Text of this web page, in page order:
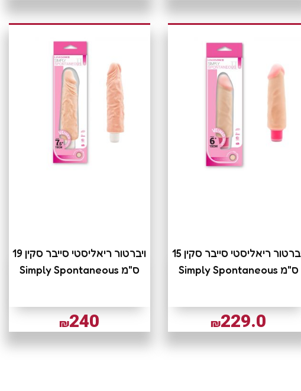
ויברטור ריאליסטי סייבר סקין 15
ס"מ Simply Spontaneous
₪229.0
ויברטור ריאליסטי סייבר סקין 19
ס"מ Simply Spontaneous
₪240